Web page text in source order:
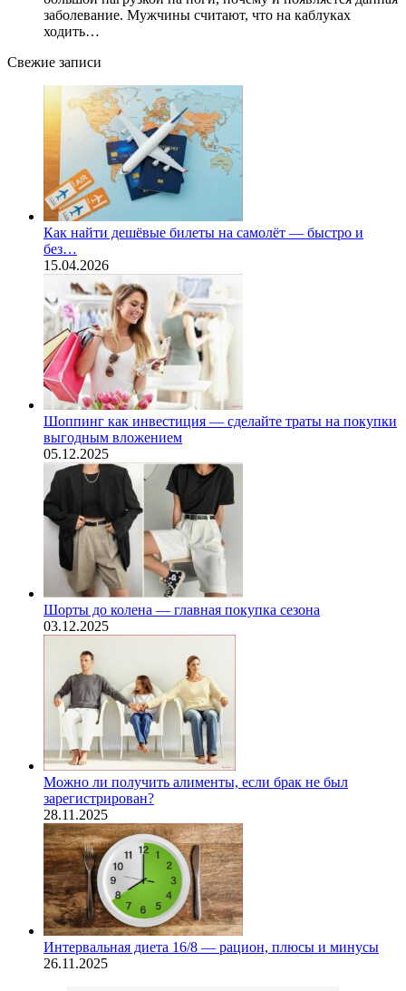
заболевание. Мужчины считают, что на каблуках
ходить…
Свежие записи
Как найти дешёвые билеты на самолёт — быстро и
без…
15.04.2026
Шоппинг как инвестиция — сделайте траты на покупки
выгодным вложением
05.12.2025
Шорты до колена — главная покупка сезона
03.12.2025
Можно ли получить алименты, если брак не был
зарегистрирован?
28.11.2025
Интервальная диета 16/8 — рацион, плюсы и минусы
26.11.2025